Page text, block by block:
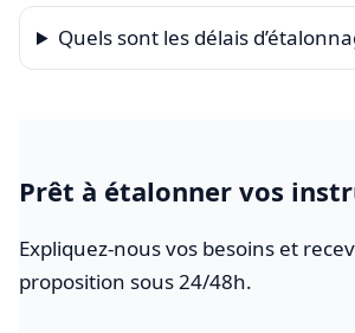
Quels sont les délais
Prêt à étalonner vos
Expliquez-nous vos besoins et
proposition sous 24/48h.